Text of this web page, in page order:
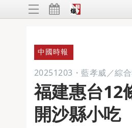
中國時報
20251203 ・ 藍孝威／綜
福建惠台12
開沙縣小吃